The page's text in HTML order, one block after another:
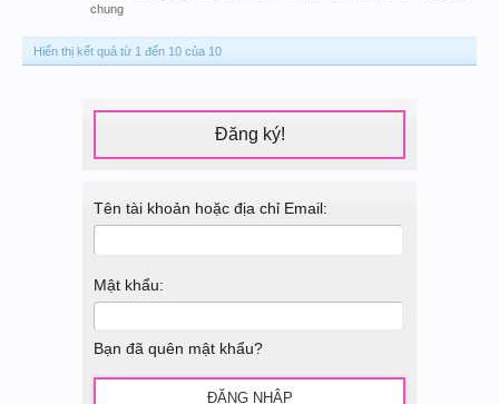
chung
Hiển thị kết quả từ 1 đến 10 của 10
Đăng ký!
Tên tài khoản hoặc địa chỉ Email:
Mật khẩu:
Bạn đã quên mật khẩu?